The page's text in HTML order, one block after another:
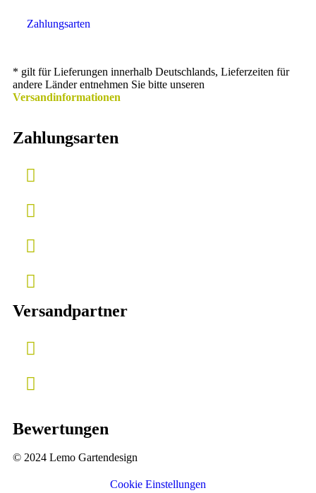
Zahlungsarten
* gilt für Lieferungen innerhalb Deutschlands, Lieferzeiten für
andere Länder entnehmen Sie bitte unseren
Versandinformationen
Zahlungsarten
Versandpartner
Bewertungen
© 2024 Lemo Gartendesign
Cookie Einstellungen